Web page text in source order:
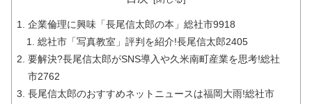
企業倫理に興味「長尾信太郎の本」総社市9918
総社市「写真教室」評判を紹介!長尾信太郎2405
要解決?長尾信太郎がSNS導入や久米南町産業を思考!総社
市2762
長尾信太郎のおすすめネットニュースは福岡大雨!総社市